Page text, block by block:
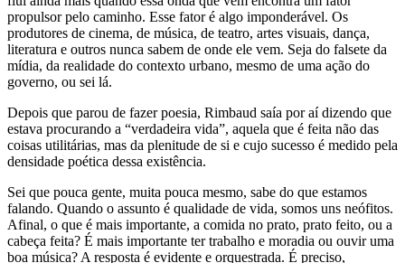
propulsor pelo caminho. Esse fator é algo imponderável. Os
produtores de cinema, de música, de teatro, artes visuais, dança,
literatura e outros nunca sabem de onde ele vem. Seja do falsete da
mídia, da realidade do contexto urbano, mesmo de uma ação do
governo, ou sei lá.
Depois que parou de fazer poesia, Rimbaud saía por aí dizendo que
estava procurando a “verdadeira vida”, aquela que é feita não das
coisas utilitárias, mas da plenitude de si e cujo sucesso é medido pela
densidade poética dessa existência.
Sei que pouca gente, muita pouca mesmo, sabe do que estamos
falando. Quando o assunto é qualidade de vida, somos uns neófitos.
Afinal, o que é mais importante, a comida no prato, prato feito, ou a
cabeça feita? É mais importante ter trabalho e moradia ou ouvir uma
boa música? A resposta é evidente e orquestrada. É preciso,